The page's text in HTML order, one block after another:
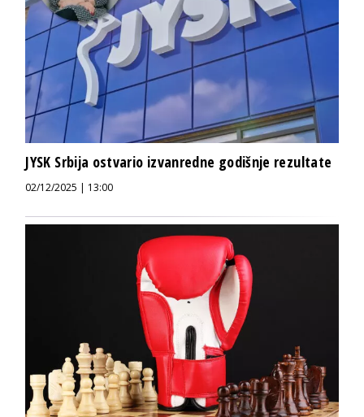
JYSK Srbija ostvario izvanredne godišnje rezultate
02/12/2025 | 13:00